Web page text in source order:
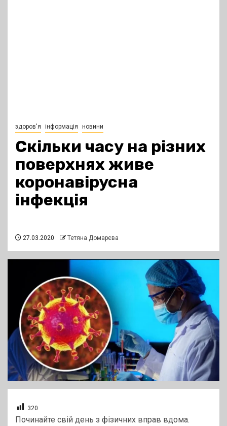
здоров'я інформація новини
Скільки часу на різних
поверхнях живе
коронавірусна
інфекція
27.03.2020 Тетяна Домарєва
320
Починайте свій день з фізичних вправ вдома.